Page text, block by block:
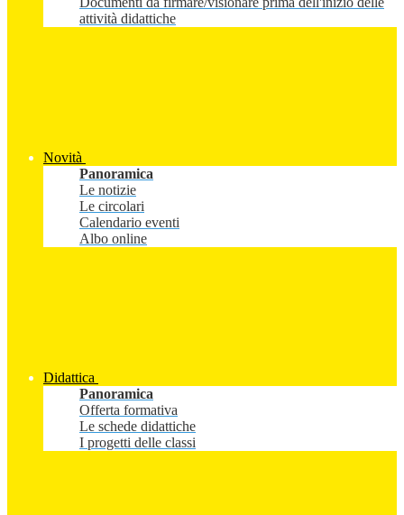
attività didattiche
Novità
Panoramica
Le notizie
Le circolari
Calendario eventi
Albo online
Didattica
Panoramica
Offerta formativa
Le schede didattiche
I progetti delle classi